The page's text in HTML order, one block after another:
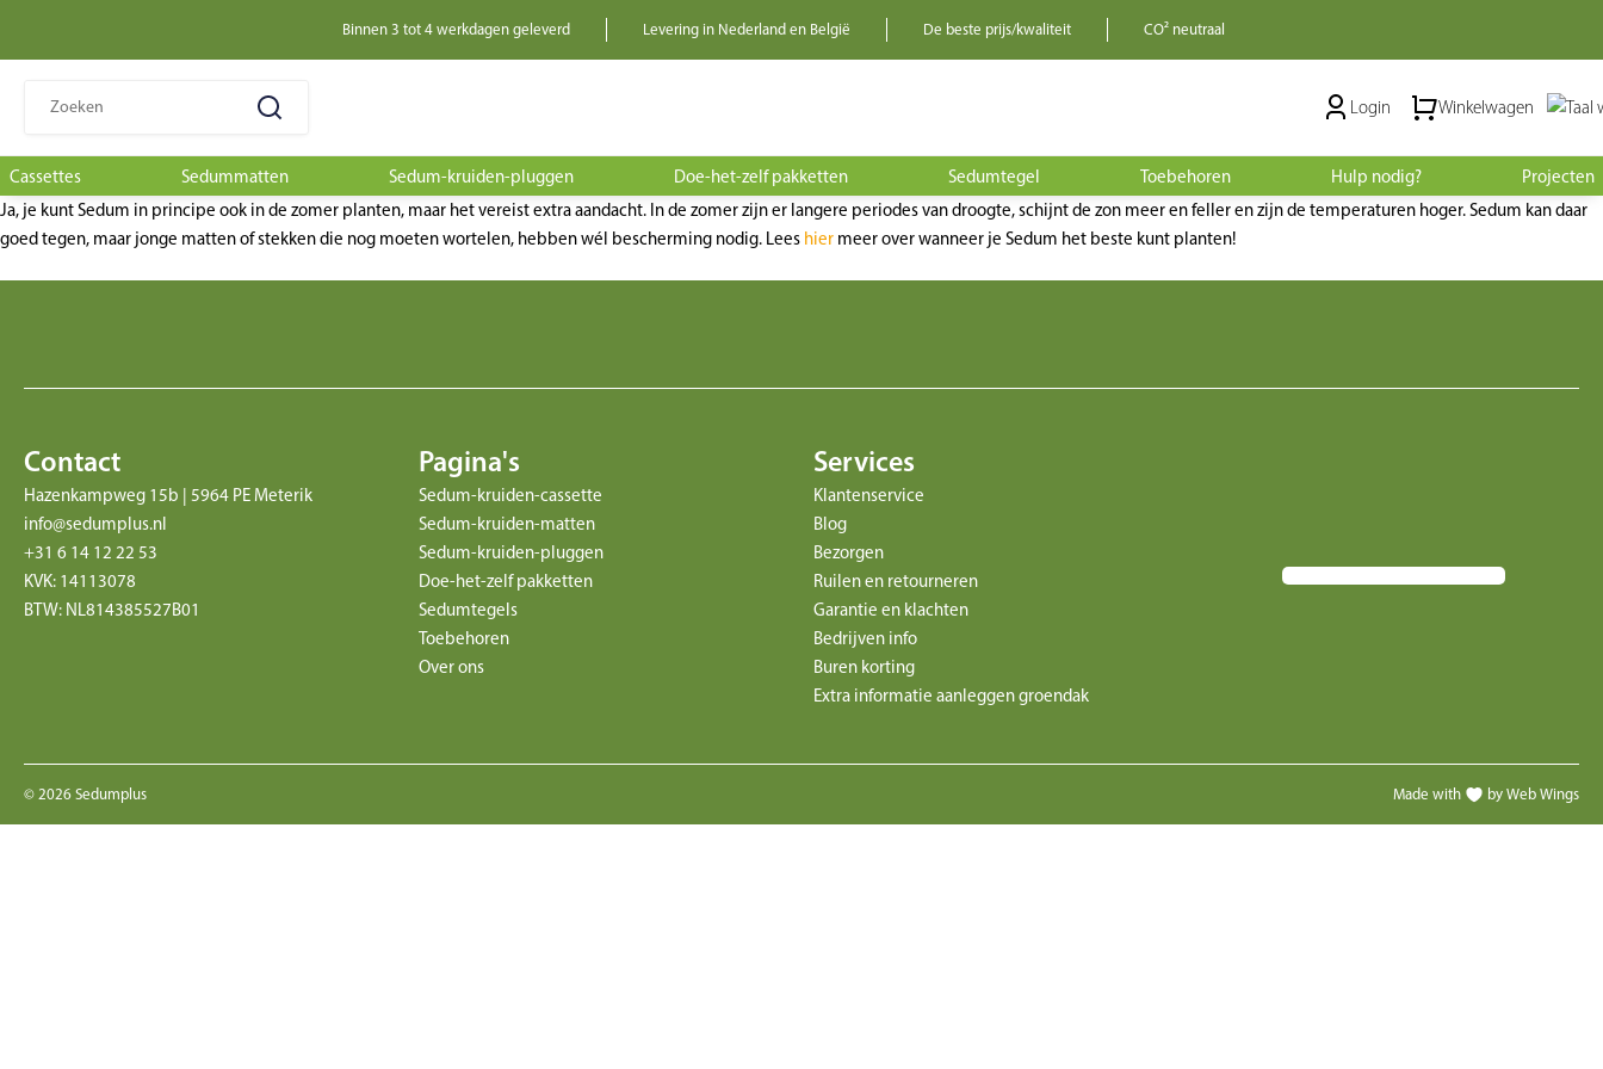
Binnen 3 tot 4 werkdagen geleverd Levering in Nederland en België De beste prijs/kwaliteit CO² neutraal
Login Winkelwagen
Cassettes Sedummatten Sedum-kruiden-pluggen Doe-het-zelf pakketten Sedumtegel Toebehoren Hulp nodig?
Projecten
Ja, je kunt Sedum in principe ook in de zomer planten, maar het vereist extra aandacht. In de zomer zijn er langere periodes van droogte, schijnt de zon meer en feller en zijn de temperaturen hoger. Sedum kan daar
goed tegen, maar jonge matten of stekken die nog moeten wortelen, hebben wél bescherming nodig. Lees hier meer over wanneer je Sedum het beste kunt planten!
Contact
Hazenkampweg 15b | 5964 PE Meterik
info@sedumplus.nl
+31 6 14 12 22 53
KVK: 14113078
BTW: NL814385527B01
Pagina's
Sedum-kruiden-cassette
Sedum-kruiden-matten
Sedum-kruiden-pluggen
Doe-het-zelf pakketten
Sedumtegels
Toebehoren
Over ons
Services
Klantenservice
Blog
Bezorgen
Ruilen en retourneren
Garantie en klachten
Bedrijven info
Buren korting
Extra informatie aanleggen groendak
© 2026 Sedumplus Made with by Web Wings